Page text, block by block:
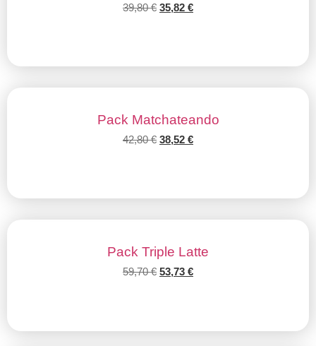
39,80€ 35,82 €
Pack Matchateando
42,80€ 38,52 €
Pack Triple Latte
59,70€ 53,73 €